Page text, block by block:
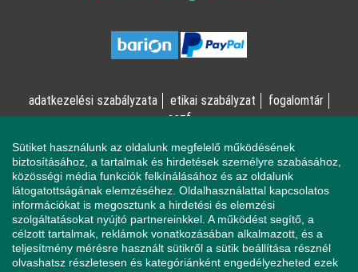
adatkezelési szabályzata etikai szabályzat
fogalomtár
aszf
© Online Pszichológia Kft. 2023 - Minden jog fenntartva!
2161 Csomád, Levente utca 14/A
Ha mentálisan instabil állapotban érzi magát, a magatartása
veszélyeztetheti Önt vagy a környezetében élőket, azonnal
forduljon a Sürgősségi Segélyvonalhoz (telefon: 112).
Sütiket használunk az oldalunk megfelelő működésének
biztosításához, a tartalmak és hirdetések személyre szabásához,
közösségi média funkciók felkínálásához és az oldalunk
látogatottságának elemzéséhez. Oldalhasználattal kapcsolatos
információkat is megosztunk a hirdetési és elemzési
szolgáltatásokat nyújtó partnereinkkel. A működést segítő, a
célzott tartalmak, reklámok vonatkozásában alkalmazott, és a
teljesítmény mérésre használt sütikről a sütik beállítása résznél
olvashatsz részletesen és kategóriánként engedélyezheted ezek